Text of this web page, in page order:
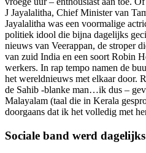
J Jayalalitha, Chief Minister van
Jayalalitha was een voormalige
politiek idool die bijna dagelijks
nieuws van Veerappan, de stroper
van zuid India en een soort Robin
werkers. In rap tempo namen de
het wereldnieuws met elkaar door.
de Sahib -blanke man…ik dus –
Malayalam (taal die in Kerala
doorgaans dat ik het volledig met
Sociale band werd